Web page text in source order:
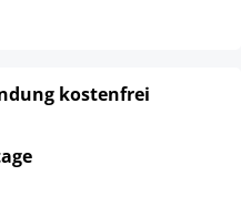
kostenfrei